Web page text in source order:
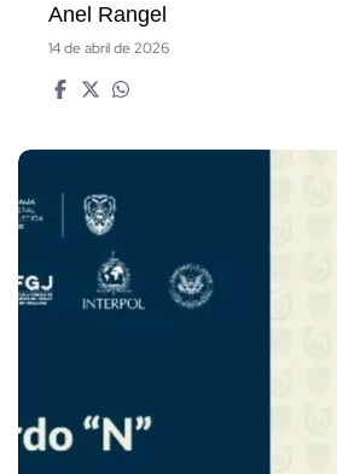
Anel Rangel
14 de abril de 2026